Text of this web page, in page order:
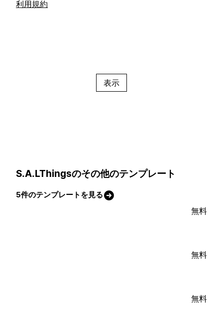
利用規約
表示
S.A.LThingsのその他のテンプレート
5件のテンプレートを見る
無料
無料
無料